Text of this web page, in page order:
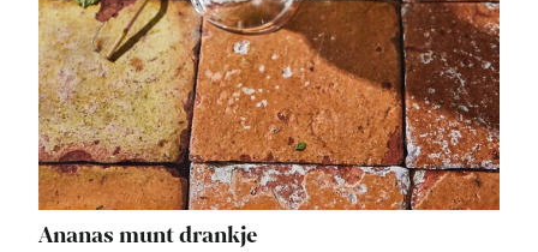
Ananas munt drankje